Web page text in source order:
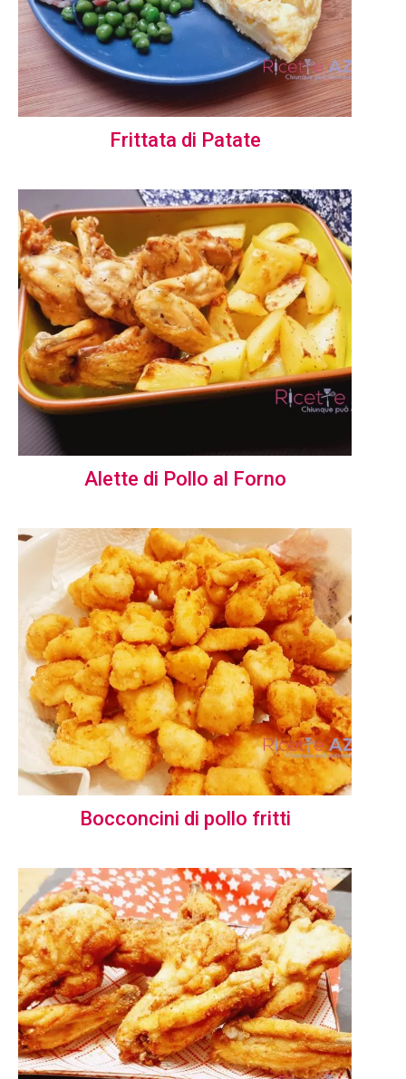
Frittata di Patate
Alette di Pollo al Forno
Bocconcini di pollo fritti